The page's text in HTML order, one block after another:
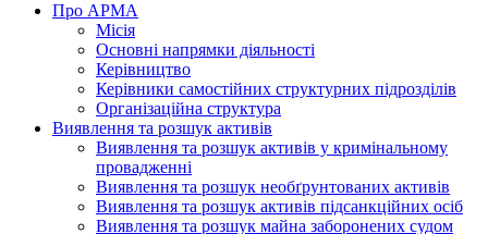
Про АРМА
Місія
Основні напрямки діяльності
Керівництво
Керівники самостійних структурних підрозділів
Організаційна структура
Виявлення та розшук активів
Виявлення та розшук активів у кримінальному
провадженні
Виявлення та розшук необґрунтованих активів
Виявлення та розшук активів підсанкційних осіб
Виявлення та розшук майна заборонених судом